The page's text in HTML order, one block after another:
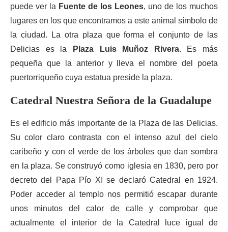
puede ver la Fuente de los Leones, uno de los muchos
lugares en los que encontramos a este animal símbolo de
la ciudad. La otra plaza que forma el conjunto de las
Delicias es la
Plaza Luis Muñoz Rivera. Es más
pequeña que la anterior y lleva el nombre del poeta
puertorriqueño cuya estatua preside la plaza.
Catedral Nuestra Señora de la Guadalupe
Es el edificio más importante de la Plaza de las Delicias.
Su color claro contrasta con el intenso azul del cielo
caribeño y con el verde de los árboles que dan sombra
en la plaza. Se construyó como iglesia en 1830, pero por
decreto del Papa Pío XI se declaró Catedral en 1924.
Poder acceder al templo nos permitió escapar durante
unos minutos del calor de calle y comprobar que
actualmente el interior de la Catedral luce igual de